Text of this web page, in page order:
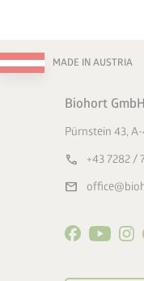
MADE IN AUSTRIA
Biohort GmbH
Pürnstein 43,
call +43 7282 /
mail